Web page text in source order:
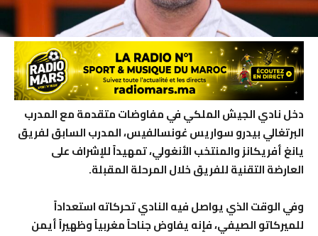
دخل نادي الجيش الملكي في مفاوضات متقدمة مع المدرب
البرتغالي بيدرو سواريس غونسالفيس، المدرب السابق لفريق
يانغ أفريكانز والمنتخب الأنغولي، تمهيداً للإشراف على
العارضة التقنية للفريق خلال المرحلة المقبلة.
وفي الوقت الذي يواصل فيه النادي تحركاته استعداداً
للميركاتو الصيفي، فإنه يفاوض جناحاً مغربياً وظهيراً أيمن